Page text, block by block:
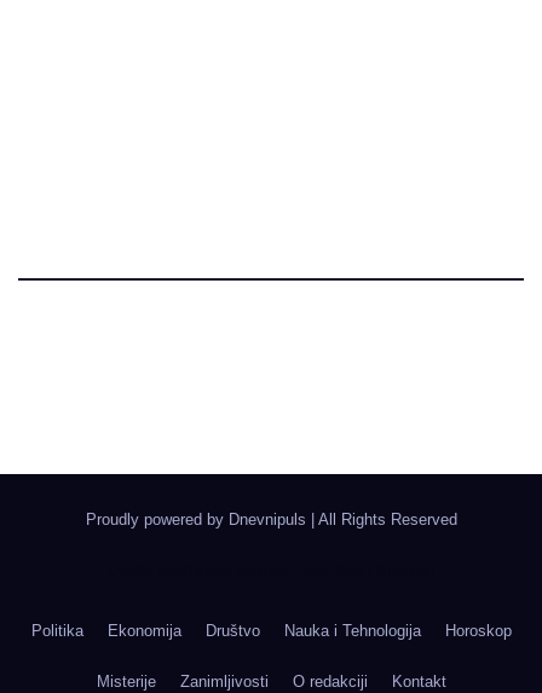
Proudly powered by Dnevnipuls All Rights Reserved
Politika Ekonomija Društvo Nauka i Tehnologija Horoskop
Misterije Zanimljivosti O redakciji Kontakt